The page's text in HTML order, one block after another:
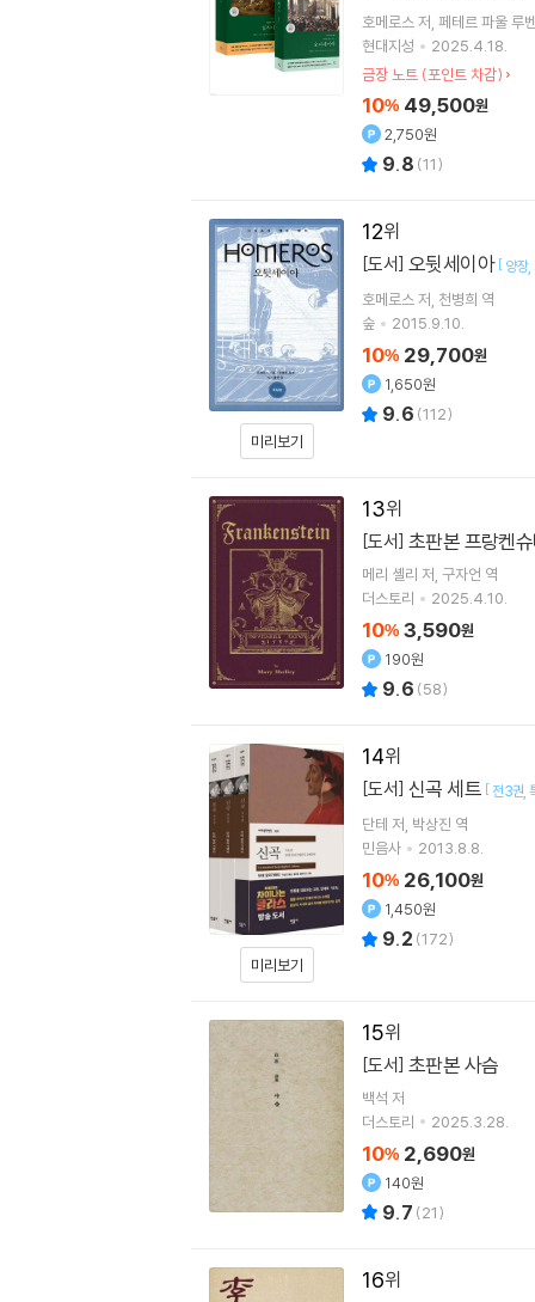
호메로스 저 페테르 파울 루
현대지성
2025.4.18.
금장 노트 (포인트 차감)
10% 49,500원
2,750원
9.8 (11)
12
미리보기
[도서] 오뒷세이아 [ 양장
호메로스 저 천병희 역
숲
2015.9.10.
10% 29,700원
1,650원
9.6 (112)
13
[도서] 초판본 프랑켄
메리 셸리 저 구자언 역
더스토리
2025.4.10.
10% 3,590원
190원
9.6 (58)
14
미리보기
[도서] 신곡 세트 [ 전3권
단테 저 박상진 역
민음사
2013.8.8.
10% 26,100원
1,450원
9.2 (172)
15
[도서] 초판본 사슴
백석 저
더스토리
2025.3.28.
10% 2,690원
140원
9.7 (21)
16